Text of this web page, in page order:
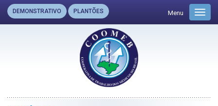
DEMONSTRATIVO PLANTÕES Menu